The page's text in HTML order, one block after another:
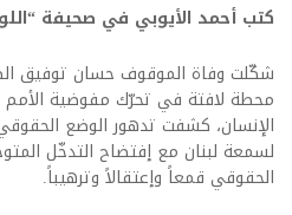
كتب أحمد الأيوبي في صحيفة
محطة لافتة في تحرّك مفوضية الأمم
الإنسان، كشفت تدهور الوضع
لسمعة لبنان مع إفتضاح التدخّل
الحقوقي قمعاً وإعتقالاً وترهيباً.